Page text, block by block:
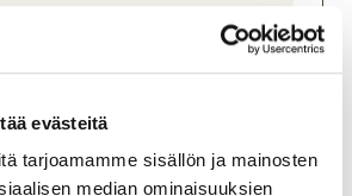
evästeitä
tarjoamamme sisällön ja mainosten
median ominaisuuksien
Savo
varkaus@rhy.riista.fi